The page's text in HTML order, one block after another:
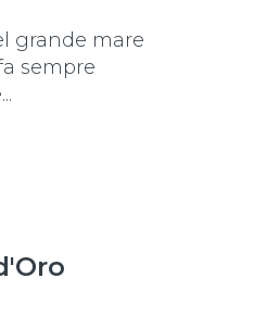
grande mare
sempre